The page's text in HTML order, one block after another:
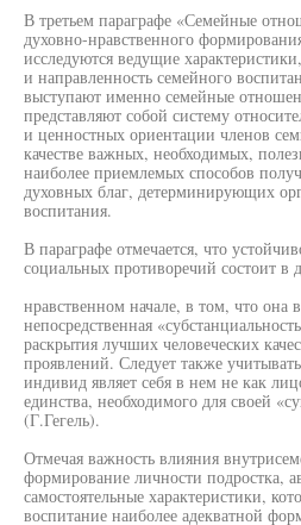
В третьем параграфе «Семейные
духовно-нравственного
исследуются ведущие
и направленность семейного
выступают именно семейные
представляют собой систему
и ценностных ориентации членов
качестве важных, необходимых,
наиболее приемлемых способов
духовных благ, детерминирующих
воспитания.
В параграфе отмечается, что
социальных противоречий состоит в
нравственном начале, в том, что она
непосредственная
раскрытия лучших человеческих
проявлений. Следует также
индивид являет себя в нем не как
единства, необходимого для своей
(Г.Гегель).
Отмечая важность влияния
формирование личности подростка,
самостоятельные характеристики,
воспитание наиболее адекватной